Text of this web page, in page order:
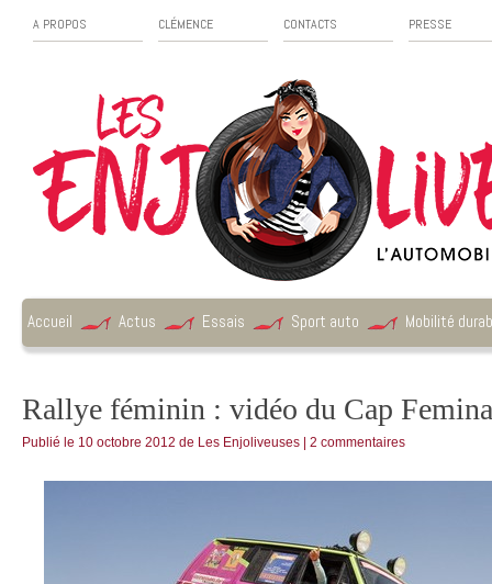
A PROPOS CLÉMENCE CONTACTS PRESSE
Accueil Actus Essais Sport auto Mobilité
Rallye féminin : vidéo du Cap
Publié le 10 octobre 2012 de Les Enjoliveuses 2 commentaires